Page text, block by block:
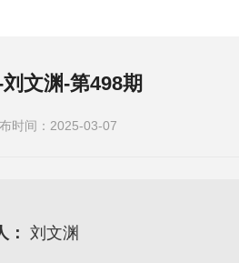
文渊-第498期
时间：2025-03-07
： 刘文渊